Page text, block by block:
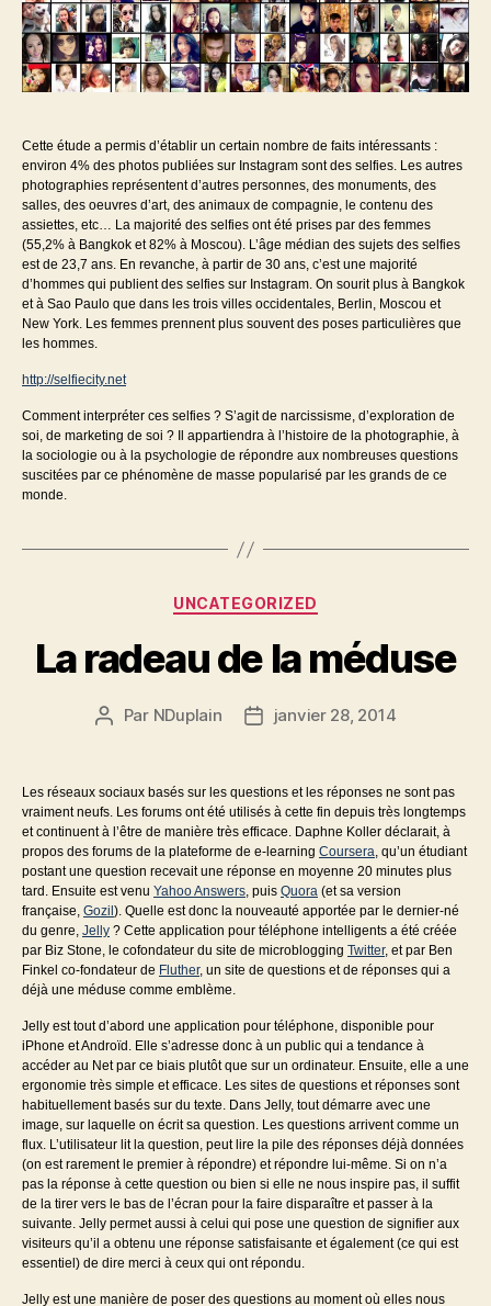
Cette étude a permis d’établir un certain nombre de faits intéressants :
environ 4% des photos publiées sur Instagram sont des selfies. Les autres
photographies représentent d’autres personnes, des monuments, des
salles, des oeuvres d’art, des animaux de compagnie, le contenu des
assiettes, etc… La majorité des selfies ont été prises par des femmes
(55,2% à Bangkok et 82% à Moscou). L’âge médian des sujets des selfies
est de 23,7 ans. En revanche, à partir de 30 ans, c’est une majorité
d’hommes qui publient des selfies sur Instagram. On sourit plus à Bangkok
et à Sao Paulo que dans les trois villes occidentales, Berlin, Moscou et
New York. Les femmes prennent plus souvent des poses particulières que
les hommes.
http://selfiecity.net
Comment interpréter ces selfies ? S’agit de narcissisme, d’exploration de
soi, de marketing de soi ? Il appartiendra à l’histoire de la photographie, à
la sociologie ou à la psychologie de répondre aux nombreuses questions
suscitées par ce phénomène de masse popularisé par les grands de ce
monde.
Catégories
UNCATEGORIZED
La radeau de la méduse
Auteur
Par NDuplain
Datejanvier 28, 2014
Les réseaux sociaux basés sur les questions et les réponses ne sont pas
vraiment neufs. Les forums ont été utilisés à cette fin depuis très longtemps
et continuent à l’être de manière très efficace. Daphne Koller déclarait, à
propos des forums de la plateforme de e-learning Coursera , qu’un étudiant
postant une question recevait une réponse en moyenne 20 minutes plus
tard. Ensuite est venu Yahoo Answers , puis Quora (et sa version
française, Gozil). Quelle est donc la nouveauté apportée par le dernier-né
du genre, Jelly ? Cette application pour téléphone intelligents a été créée
par Biz Stone, le cofondateur du site de microblogging Twitter, et par Ben
Finkel co-fondateur de Fluther, un site de questions et de réponses qui a
déjà une méduse comme emblème.
Jelly est tout d’abord une application pour téléphone, disponible pour
iPhone et Androïd. Elle s’adresse donc à un public qui a tendance à
accéder au Net par ce biais plutôt que sur un ordinateur. Ensuite, elle a une
ergonomie très simple et efficace. Les sites de questions et réponses sont
habituellement basés sur du texte. Dans Jelly, tout démarre avec une
image, sur laquelle on écrit sa question. Les questions arrivent comme un
flux. L’utilisateur lit la question, peut lire la pile des réponses déjà données
(on est rarement le premier à répondre) et répondre lui-même. Si on n’a
pas la réponse à cette question ou bien si elle ne nous inspire pas, il suffit
de la tirer vers le bas de l’écran pour la faire disparaître et passer à la
suivante. Jelly permet aussi à celui qui pose une question de signifier aux
visiteurs qu’il a obtenu une réponse satisfaisante et également (ce qui est
essentiel) de dire merci à ceux qui ont répondu.
Jelly est une manière de poser des questions au moment où elles nous